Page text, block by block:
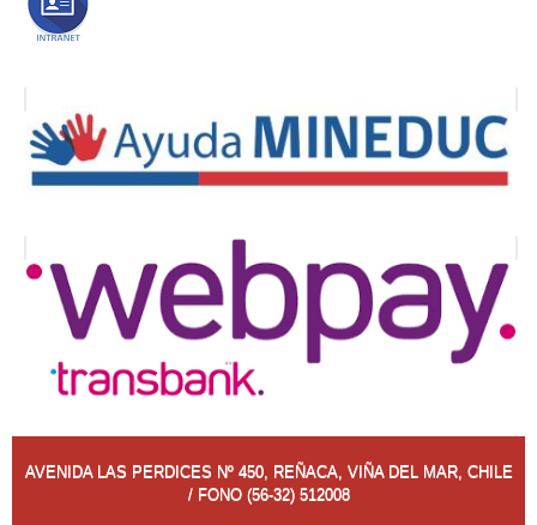
AVENIDA LAS PERDICES Nº 450, REÑACA, VIÑA DEL MAR, CHILE
/ FONO (56-32) 512008